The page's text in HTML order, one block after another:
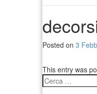
Posted on 3
This entry was
Ricerca
per: